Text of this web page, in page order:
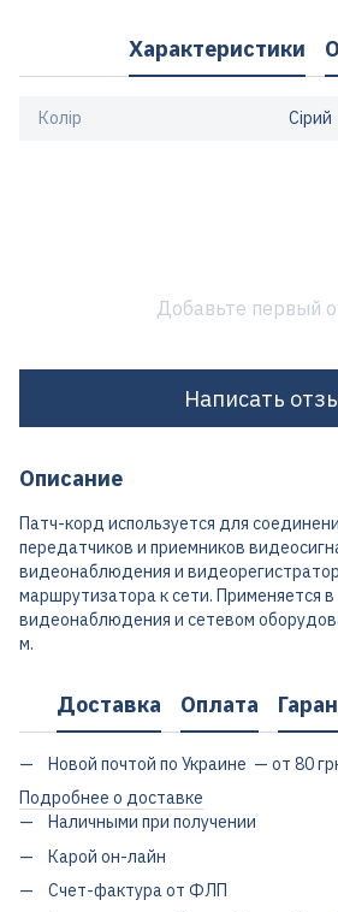
Характеристики
Колір Сірий
Добавьте первый
Написать
Описание
Патч-корд используется для
передатчиков и приемников
видеонаблюдения и
маршрутизатора к сети. Применяется
видеонаблюдения и сетевом
м.
Доставка Оплата
Новой почтой по Украине — от 80
Подробнее о доставке
Наличными при получении
Карой он-лайн
Счет-фактура от ФЛП